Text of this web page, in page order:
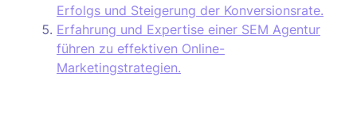
Erfolgs und Steigerung der Konversionsrate.
Erfahrung und Expertise einer SEM Agentur
führen zu effektiven Online-
Marketingstrategien.